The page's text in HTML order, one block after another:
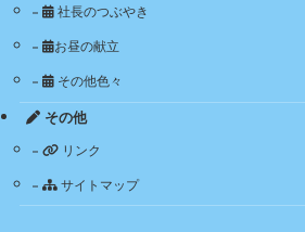
社長のつぶやき
お昼の献立
その他色々
その他
リンク
サイトマップ